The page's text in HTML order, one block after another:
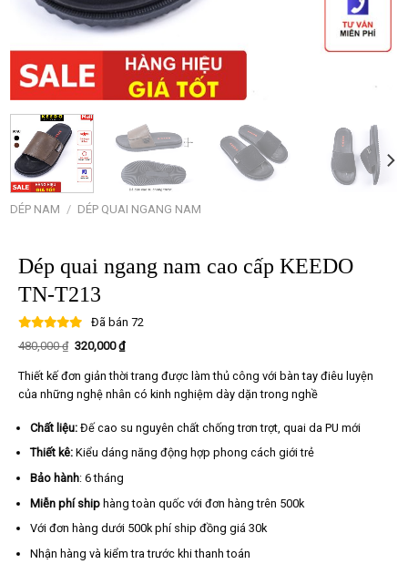
DÉP NAM / DÉP QUAI NGANG NAM
Dép quai ngang nam cao cấp KEEDO
TN-T213
Đã bán 72
480,000₫ Giá
480,000 ₫.
320,000₫Giá
hiện
là:
320,000 ₫.
Thiết kế đơn giản thời trang được làm thủ công với bàn tay điêu luyện
của những nghệ nhân có kinh nghiệm dày dặn trong nghề
Chất liệu:Đế cao su nguyên chất chống trơn trợt, quai da PU mới
Thiết kê:Kiểu dáng năng động hợp phong cách giới trẻ
Bảo hành: 6 tháng
Miễn phí shiphàng toàn quốc với đơn hàng trên 500k
Với đơn hàng dưới 500k phí ship đồng giá 30k
Nhận hàng và kiểm tra trước khi thanh toán